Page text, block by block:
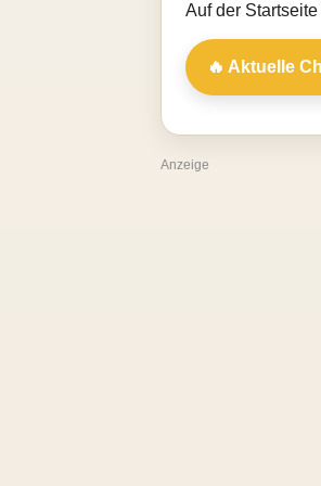
Auf der
🔥 Aktuelle
Anzeige